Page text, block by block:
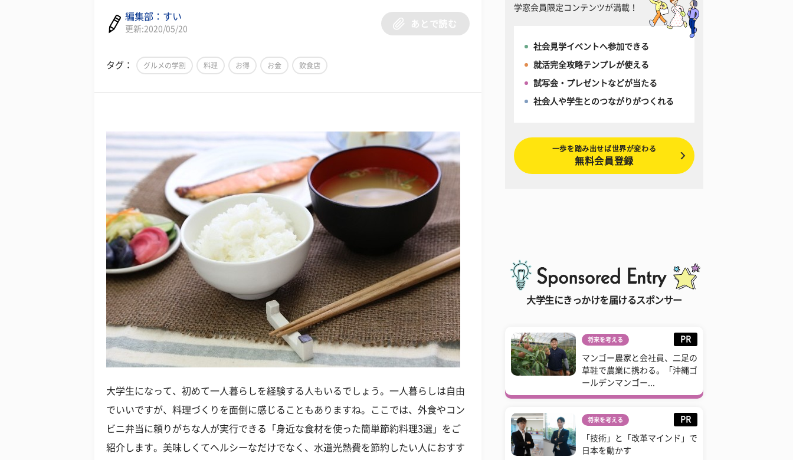
編集部：すい
更新:2020/05/20
あとで読む
タグ： グルメの学割 料理 お得 お金 飲食店
大学生になって、初めて一人暮らしを経験する人もいるでしょう。一人暮らしは自由
でいいですが、料理づくりを面倒に感じることもありますね。ここでは、外食やコン
ビニ弁当に頼りがちな人が実行できる「身近な食材を使った簡単節約料理3選」をご
紹介します。美味しくてヘルシーなだけでなく、水道光熱費を節約したい人におすす
学窓会員限定コンテンツが満載！
社会見学イベントへ参加できる
就活完全攻略テンプレが使える
試写会・プレゼントなどが当たる
社会人や学生とのつながりがつくれる
一歩を踏み出せば世界が変わる
無料会員登録
大学生にきっかけを届けるスポンサー
将来を考える PR
マンゴー農家と会社員、二足の
草鞋で農業に携わる。「沖縄ゴ
ールデンマンゴー...
将来を考える PR
「技術」と「改革マインド」で
日本を動かす